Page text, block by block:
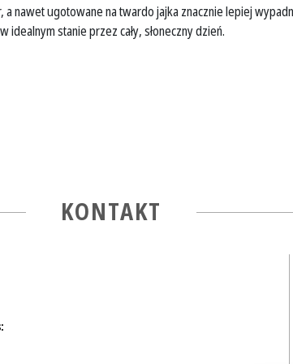
ugotowane na twardo jajka znacznie lepiej
stanie przez cały, słoneczny dzień.
KONTAKT